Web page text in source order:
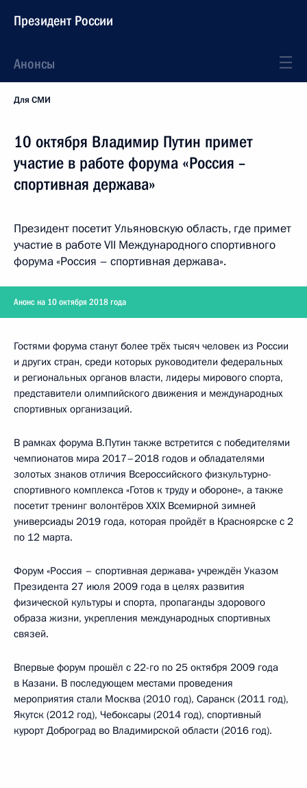
Президент России
Анонсы
Для СМИ
10 октября Владимир Путин примет
участие в работе форума «Россия –
спортивная держава»
Президент посетит Ульяновскую область, где примет
участие в работе VII Международного спортивного
форума «Россия – спортивная держава».
Анонс на 10 октября 2018 года
Гостями форума станут более трёх тысяч человек из России
и других стран, среди которых руководители федеральных
и региональных органов власти, лидеры мирового спорта,
представители олимпийского движения и международных
спортивных организаций.
В рамках форума В.Путин также встретится с победителями
чемпионатов мира 2017–2018 годов и обладателями
золотых знаков отличия Всероссийского физкультурно-
спортивного комплекса «Готов к труду и обороне», а также
посетит тренинг волонтёров XXIX Всемирной зимней
универсиады 2019 года, которая пройдёт в Красноярске с 2
по 12 марта.
Форум «Россия – спортивная держава» учреждён Указом
Президента 27 июля 2009 года в целях развития
физической культуры и спорта, пропаганды здорового
образа жизни, укрепления международных спортивных
связей.
Впервые форум прошёл с 22-го по 25 октября 2009 года
в Казани. В последующем местами проведения
мероприятия стали Москва (2010 год), Саранск (2011 год),
Якутск (2012 год), Чебоксары (2014 год), спортивный
курорт Доброград во Владимирской области (2016 год).